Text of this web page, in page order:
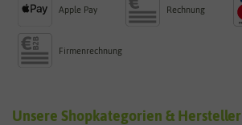
Apple Pay Rechnung
Firmenrechnung
Unsere Shopkategorien & Hersteller